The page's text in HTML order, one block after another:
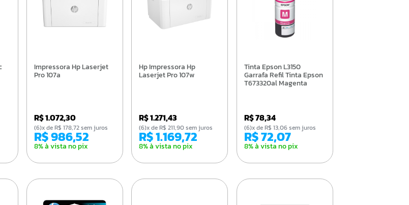
Impressora Hp Laserjet
Pro 107a
R$ 1.072,30
R$ 986,52
8% à vista no pix
(6)x de R$ 178,72 sem juros
Hp Impressora Hp
Laserjet Pro 107w
R$ 1.271,43
R$ 1.169,72
8% à vista no pix
(6)x de R$ 211,90 sem juros
Tinta Epson L3150
Garrafa Refil Tinta Epson
T673320al Magenta
R$ 78,34
R$ 72,07
8% à vista no pix
(6)x de R$ 13,06 sem juros